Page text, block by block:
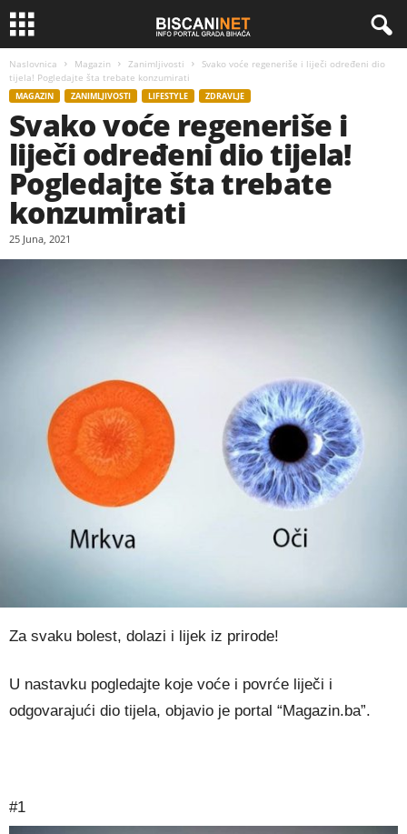
Naslovnica Magazin Zanimljivosti
Svako voće regeneriše i liječi određeni dio
tijela! Pogledajte šta trebate konzumirati
MAGAZIN ZANIMLJIVOSTI LIFESTYLE ZDRAVLJE
Svako voće regeneriše i
liječi određeni dio tijela!
Pogledajte šta trebate
konzumirati
25 Juna, 2021
Za svaku bolest, dolazi i lijek iz prirode!
U nastavku pogledajte koje voće i povrće liječi i
odgovarajući dio tijela, objavio je portal “Magazin.ba”.
#1